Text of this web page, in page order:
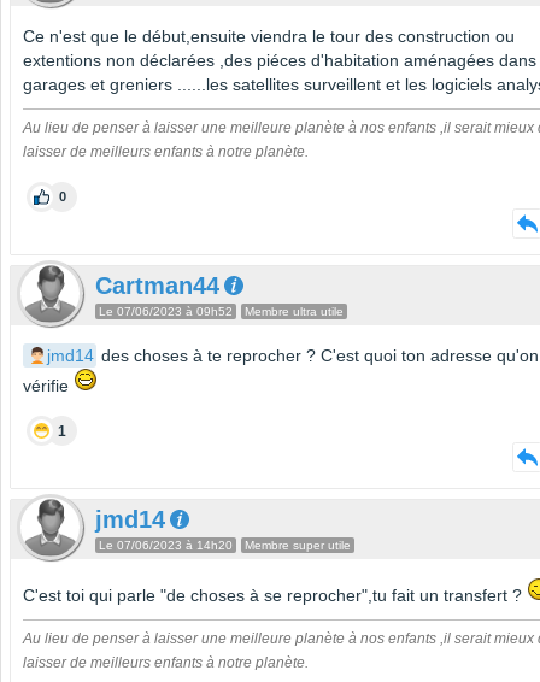
Ce n'est que le début,ensuite viendra le tour des construction ou
extentions non déclarées ,des piéces d'habitation aménagées dans
garages et greniers ......les satellites surveillent et les logiciels
Au lieu de penser à laisser une meilleure planète à nos enfants ,il serait mieux
laisser de meilleurs enfants à notre planète.
0
Cartman44
Le 07/06/2023 à 09h52 Membre ultra utile
jmd14 des choses à te reprocher ? C'est quoi ton adresse qu'on
vérifie
1
jmd14
Le 07/06/2023 à 14h20 Membre super utile
C'est toi qui parle "de choses à se reprocher",tu fait un transfert ?
Au lieu de penser à laisser une meilleure planète à nos enfants ,il serait mieux
laisser de meilleurs enfants à notre planète.